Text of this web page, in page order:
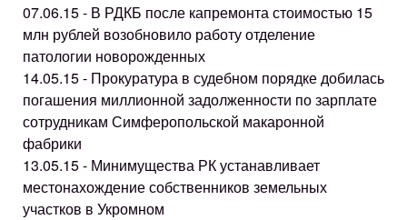
07.06.15 - В РДКБ после капремонта стоимостью 15
млн рублей возобновило работу отделение
патологии новорожденных
14.05.15 - Прокуратура в судебном порядке добилась
погашения миллионной задолженности по зарплате
сотрудникам Симферопольской макаронной
фабрики
13.05.15 - Минимущества РК устанавливает
местонахождение собственников земельных
участков в Укромном